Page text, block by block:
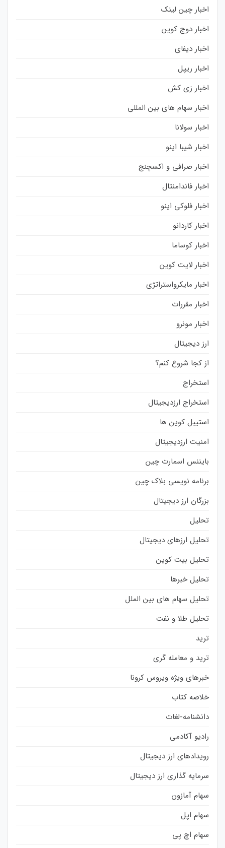
اخبار چین لینک
اخبار دوج کوین
اخبار دیفای
اخبار ریپل
اخبار زی کش
اخبار سهام های بین المللی
اخبار سولانا
اخبار شیبا اینو
اخبار صرافی و اکسچنج
اخبار فاندامنتال
اخبار فلوکی اینو
اخبار کاردانو
اخبار کوساما
اخبار لایت کوین
اخبار مایکرواستراتژی
اخبار مقررات
اخبار مونرو
ارز دیجیتال
از کجا شروع کنم؟
استخراج
استخراج ارزدیجیتال
استیبل کوین ها
امنیت ارزدیجیتال
بایننس اسمارت چین
برنامه نویسی بلاک چین
بزرگان ارز دیجیتال
تحلیل
تحلیل ارزهای دیجیتال
تحلیل بیت کوین
تحلیل خبرها
تحلیل سهام های بین الملل
تحلیل طلا و نفت
ترید
ترید و معامله گری
خبرهای ویژه ویروس کرونا
خلاصه کتاب
دانشنامه-لغات
رادیو آکادمی
رویدادهای ارز دیجیتال
سرمایه گذاری ارز دیجیتال
سهام آمازون
سهام اپل
سهام اچ پی